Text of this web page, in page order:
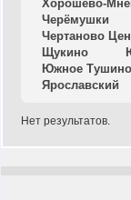
Хорошёво-
Черёмушки
Чертаново
Щукино
Южное Тушино
Ярославский
Нет результатов.